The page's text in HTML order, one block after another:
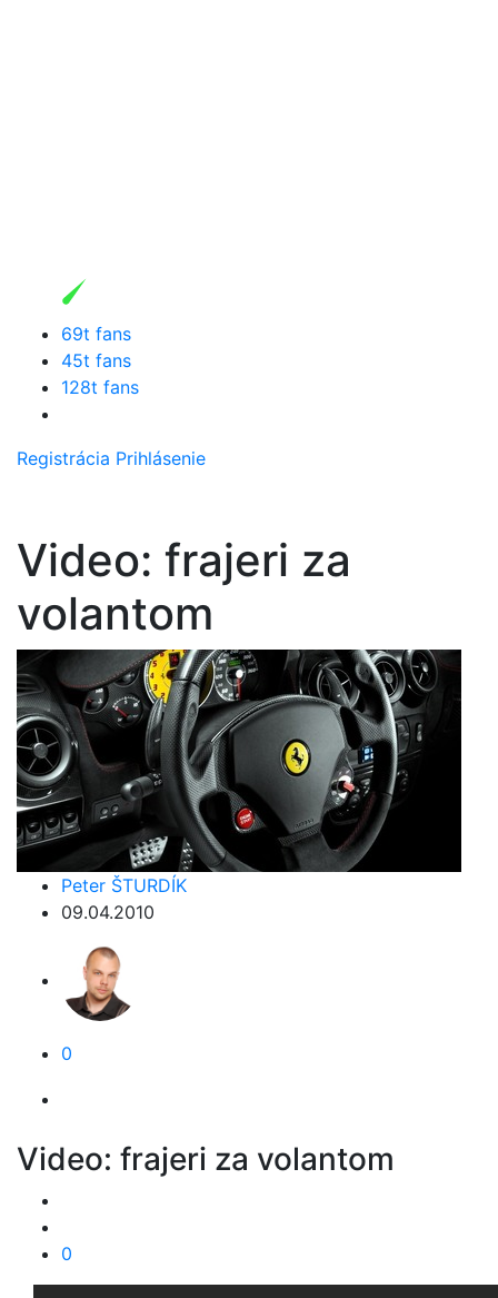
69t fans
45t fans
128t fans
Registrácia Prihlásenie
Video: frajeri za
volantom
Peter ŠTURDÍK
09.04.2010
0
Video: frajeri za volantom
0